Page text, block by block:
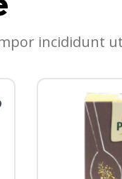
incididunt ut